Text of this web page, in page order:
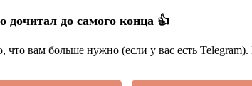
дочитал до самого конца 👍
что вам больше нужно (если у вас есть